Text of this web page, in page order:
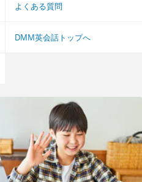
よくある質問
DMM英会話トップへ